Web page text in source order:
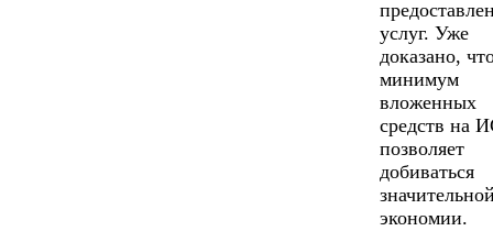
услуг. Уже
доказано,
минимум
вложенных
средств на
позволяет
добиваться
экономии.